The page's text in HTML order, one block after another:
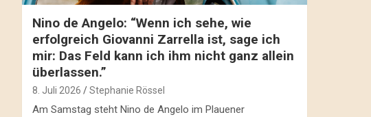
Nino de Angelo: “Wenn ich sehe, wie
erfolgreich Giovanni Zarrella ist, sage ich
mir: Das Feld kann ich ihm nicht ganz allein
überlassen.”
8. Juli 2026 Stephanie Rössel
Am Samstag steht Nino de Angelo im Plauener